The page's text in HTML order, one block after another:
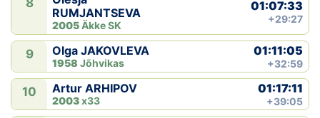
8
RUMJANTSEVA
2005Äkke SK
01:07:33
+29:27
9 Olga JAKOVLEVA
1958 Jõhvikas
01:11:05
+32:59
10 Artur ARHIPOV
2003x33
01:17:11
+39:05